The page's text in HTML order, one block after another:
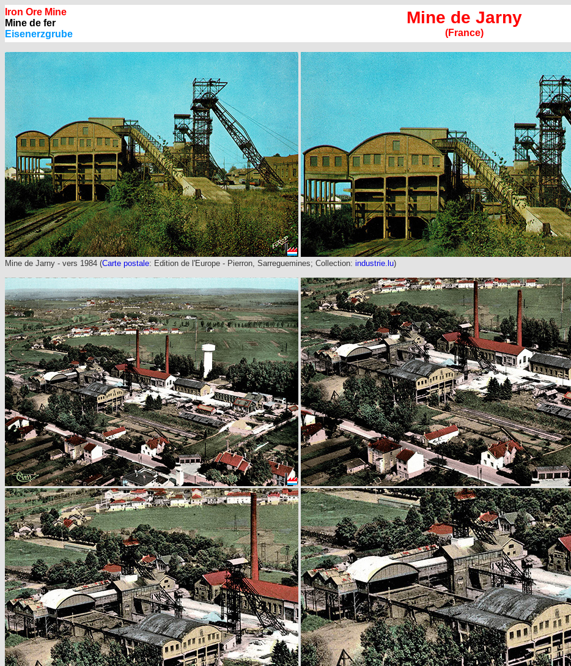
Iron Ore Mine
Mine de fer
Eisenerzgrube
Mine de Jarny
(France)
Mine de Jarny - vers 1984 (Carte postale: Edition de l'Europe - Pierron, Sarreguemines; Collection: industrie.lu)